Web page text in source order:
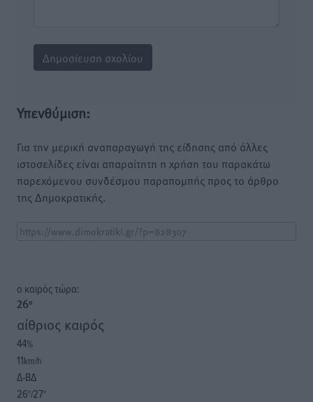
Υπενθύμιση:
Για την μερική αναπαραγωγή της είδησης από άλλες
ιστοσελίδες είναι απαραίτητη η χρήση του παρακάτω
παρεχόμενου συνδέσμου παραπομπής προς το άρθρο
της Δημοκρατικής.
o καιρός τώρα:
26°
αίθριος καιρός
44%
11km/h
Δ-ΒΔ
26°/27°